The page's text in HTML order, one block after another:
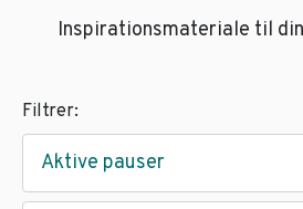
Inspirationsmateriale til
Filtrer:
Aktive pauser